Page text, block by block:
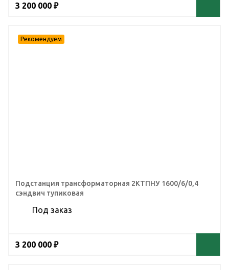
3 200 000 ₽
Подстанция трансформаторная 2КТПНУ 1600/6/0,4
сэндвич тупиковая
Под заказ
3 200 000 ₽